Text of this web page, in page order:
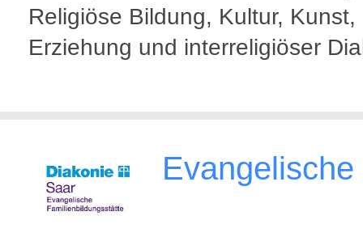
Religiöse Bildung, Kultur, Kunst,
Erziehung und interreligiöser
Evangelische